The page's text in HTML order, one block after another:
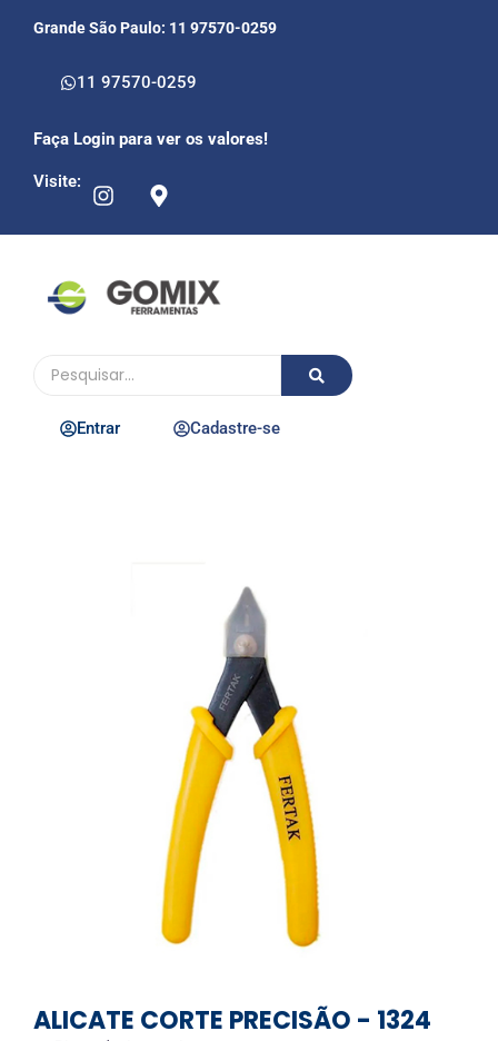
Grande São Paulo: 11 97570-0259
11 97570-0259
Faça Login para ver os valores!
Visite:
Entrar Cadastre-se
ALICATE CORTE PRECISÃO - 1324